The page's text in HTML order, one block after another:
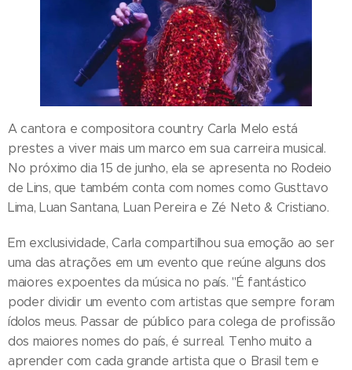
A cantora e compositora country Carla Melo está
prestes a viver mais um marco em sua carreira musical.
No próximo dia 15 de junho, ela se apresenta no Rodeio
de Lins, que também conta com nomes como Gusttavo
Lima, Luan Santana, Luan Pereira e Zé Neto & Cristiano.
Em exclusividade, Carla compartilhou sua emoção ao ser
uma das atrações em um evento que reúne alguns dos
maiores expoentes da música no país. "É fantástico
poder dividir um evento com artistas que sempre foram
ídolos meus. Passar de público para colega de profissão
dos maiores nomes do país, é surreal. Tenho muito a
aprender com cada grande artista que o Brasil tem e